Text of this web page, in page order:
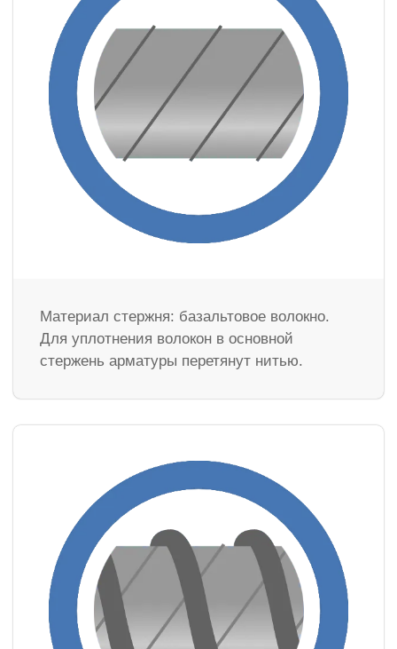
Материал стержня: базальтовое волокно.
Для уплотнения волокон в основной
стержень арматуры перетянут нитью.